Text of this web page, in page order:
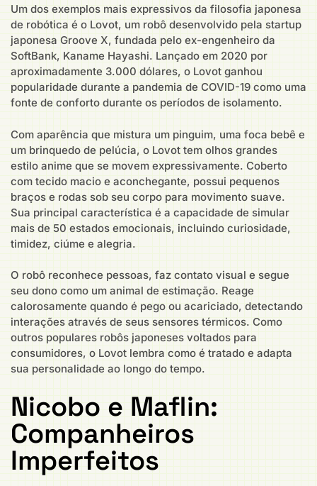
Um dos exemplos mais expressivos da filosofia japonesa
de robótica é o Lovot, um robô desenvolvido pela startup
japonesa Groove X, fundada pelo ex-engenheiro da
SoftBank, Kaname Hayashi. Lançado em 2020 por
aproximadamente 3.000 dólares, o Lovot ganhou
popularidade durante a pandemia de COVID-19 como uma
fonte de conforto durante os períodos de isolamento.
Com aparência que mistura um pinguim, uma foca bebê e
um brinquedo de pelúcia, o Lovot tem olhos grandes
estilo anime que se movem expressivamente. Coberto
com tecido macio e aconchegante, possui pequenos
braços e rodas sob seu corpo para movimento suave.
Sua principal característica é a capacidade de simular
mais de 50 estados emocionais, incluindo curiosidade,
timidez, ciúme e alegria.
O robô reconhece pessoas, faz contato visual e segue
seu dono como um animal de estimação. Reage
calorosamente quando é pego ou acariciado, detectando
interações através de seus sensores térmicos. Como
outros populares robôs japoneses voltados para
consumidores, o Lovot lembra como é tratado e adapta
sua personalidade ao longo do tempo.
Nicobo e Maflin:
Companheiros
Imperfeitos